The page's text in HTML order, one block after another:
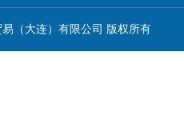
（大连）有限公司 版权所有